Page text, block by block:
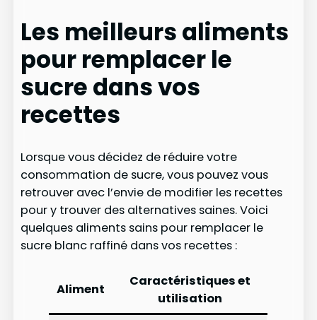
Les meilleurs aliments
pour remplacer le
sucre dans vos
recettes
Lorsque vous décidez de réduire votre
consommation de sucre, vous pouvez vous
retrouver avec l’envie de modifier les recettes
pour y trouver des alternatives saines. Voici
quelques aliments sains pour remplacer le
sucre blanc raffiné dans vos recettes :
Aliment
Caractéristiques et
utilisation